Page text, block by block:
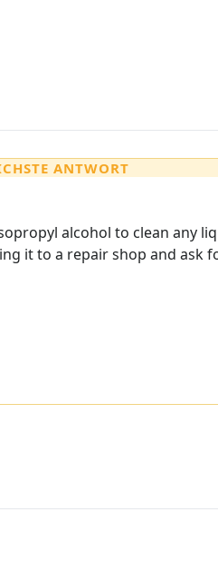
ANTWORT
alcohol to clean any
it to a repair shop and ask